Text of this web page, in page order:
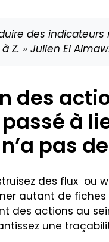
des
» Julien El
des
à
pas
des flux
autant de
actions au
une